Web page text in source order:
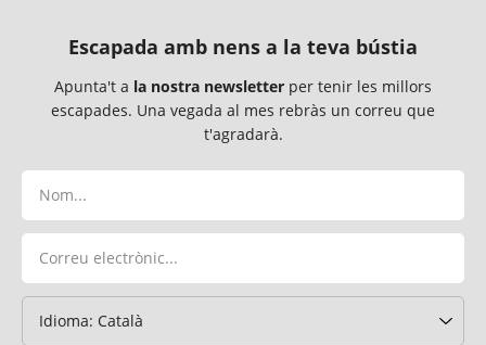
Escapada amb nens a la teva bústia
Apunta't a la nostra newsletter per tenir les millors
escapades. Una vegada al mes rebràs un correu que
t'agradarà.